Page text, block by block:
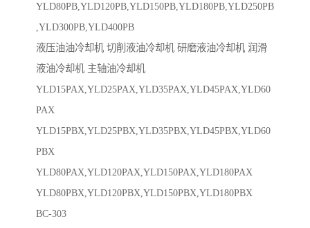
YLD80PB,YLD120PB,YLD150PB,YLD180PB,YLD250PB
,YLD300PB,YLD400PB
液压油油冷却机 切削液油冷却机 研磨液油冷却机 润滑
液油冷却机 主轴油冷却机
YLD15PAX,YLD25PAX,YLD35PAX,YLD45PAX,YLD60
PAX
YLD15PBX,YLD25PBX,YLD35PBX,YLD45PBX,YLD60
PBX
YLD80PAX,YLD120PAX,YLD150PAX,YLD180PAX
YLD80PBX,YLD120PBX,YLD150PBX,YLD180PBX
BC-303